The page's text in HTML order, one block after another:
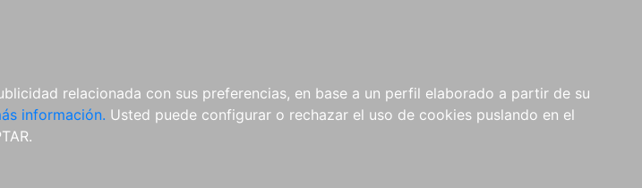
relacionada con sus preferencias, en base a un perfil elaborado a partir de su
información. Usted puede configurar o rechazar el uso de cookies puslando en el
CDS Y
DVDS
MATERIAL
COMPLEMENTARIO
NOVEDADES NOTICIAS
COMPRAS
INSTITUCIONALES